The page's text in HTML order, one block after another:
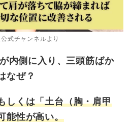
式チャンネルより
内側に入り、三頭筋ばか
なぜ？
しくは「土台（胸・肩甲
能性が高い。